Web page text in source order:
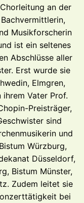
an der
Musikforscherin
ist ein seltenes
Abschlüsse aller
Erst wurde sie
Elmgren,
Vater Prof.
Preisträger,
sind
und
Würzburg,
Düsseldorf,
Bistum Münster,
Zudem leitet sie
bei